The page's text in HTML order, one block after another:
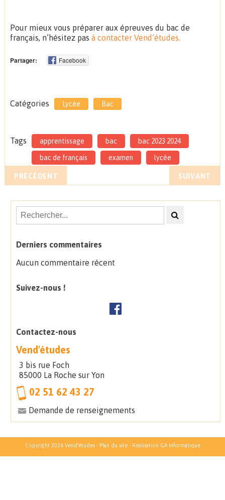
Pour mieux vous préparer aux épreuves du bac de
français, n’hésitez pas à contacter Vend’études.
Partager: Facebook
Catégories Lycée Bac
Tags apprentissage bac bac 2023 2024
bac de français examen lycée
SUIVANT
PRÉCÉDENT
Derniers commentaires
Aucun commentaire récent
Suivez-nous !
Contactez-nous
Vend'études
3 bis rue Foch
85000 La Roche sur Yon
02 51 62 43 27
Demande de renseignements
Copyright 2026 Vend'études- Plan du site- Réalisation GA Informatique